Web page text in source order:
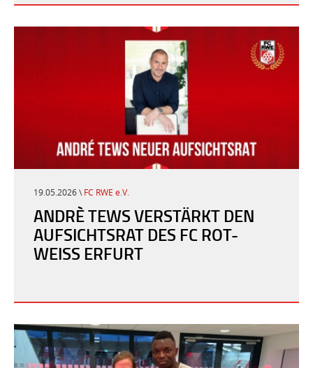
19.05.2026 \ FC RWE e.V.
ANDRÈ TEWS VERSTÄRKT DEN
AUFSICHTSRAT DES FC ROT-
WEISS ERFURT